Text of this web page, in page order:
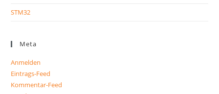
STM32
Meta
Anmelden
Eintrags-Feed
Kommentar-Feed